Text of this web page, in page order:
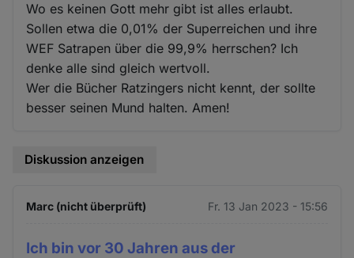
Wo es keinen Gott mehr gibt ist alles erlaubt.
Sollen etwa die 0,01% der Superreichen und ihre
WEF Satrapen über die 99,9% herrschen? Ich
denke alle sind gleich wertvoll.
Wer die Bücher Ratzingers nicht kennt, der sollte
besser seinen Mund halten. Amen!
Diskussion anzeigen
Marc (nicht überprüft) Fr. 13 Jan 2023 - 15:56
Ich bin vor 30 Jahren aus der